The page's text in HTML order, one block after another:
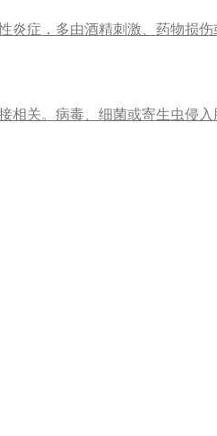
症，多由酒精刺激、药物损
关。病毒、细菌或寄生虫侵